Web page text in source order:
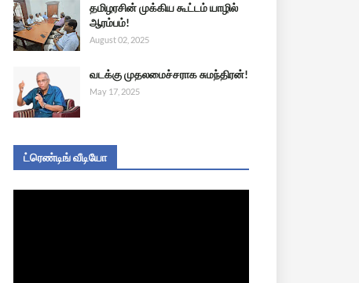
தமிழரசின் முக்கிய கூட்டம் யாழில்
ஆரம்பம்!
August 02, 2025
வடக்கு முதலமைச்சராக சுமந்திரன்!
May 17, 2025
ட்ரெண்டிங் வீடியோ